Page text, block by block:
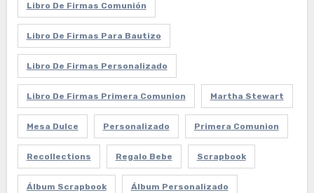
Libro De Firmas Comunión
Libro De Firmas Para Bautizo
Libro De Firmas Personalizado
Libro De Firmas Primera Comunion Martha Stewart
Mesa Dulce Personalizado Primera Comunion
Recollections Regalo Bebe Scrapbook
Álbum Scrapbook Álbum Personalizado